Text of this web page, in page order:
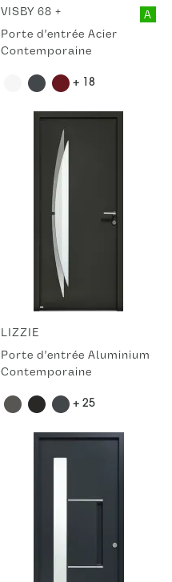
VISBY 68 +
Porte d'entrée Acier
Contemporaine
A
+ 18
LIZZIE
Porte d'entrée Aluminium
Contemporaine
+ 25